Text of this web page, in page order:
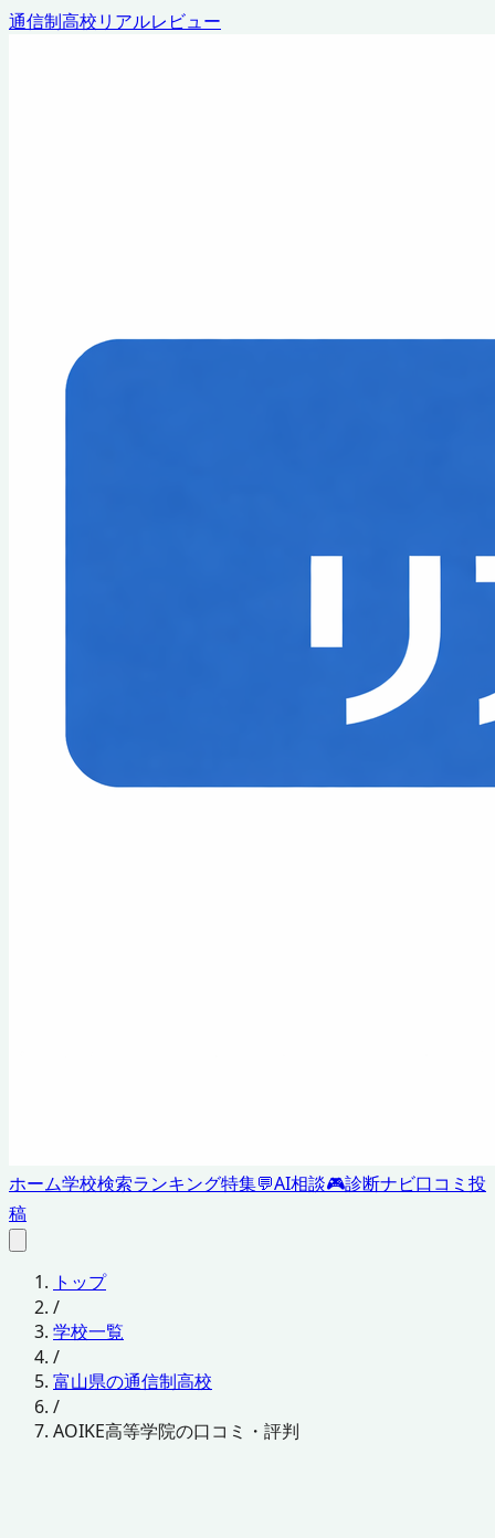
通信制高校リアルレビュー
ホーム学校検索ランキング特集💬AI相談🎮診断ナビ口コミ投
稿
トップ
/
学校一覧
/
富山県の通信制高校
/
AOIKE高等学院の口コミ・評判